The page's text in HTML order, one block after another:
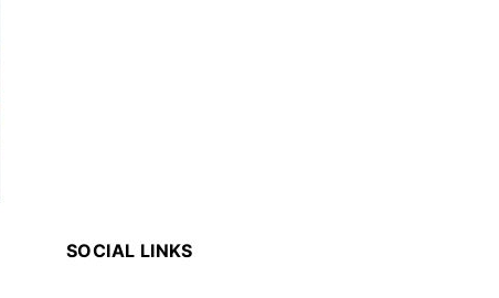
เที่ยวไทย Camping & adventure
SOCIAL LINKS